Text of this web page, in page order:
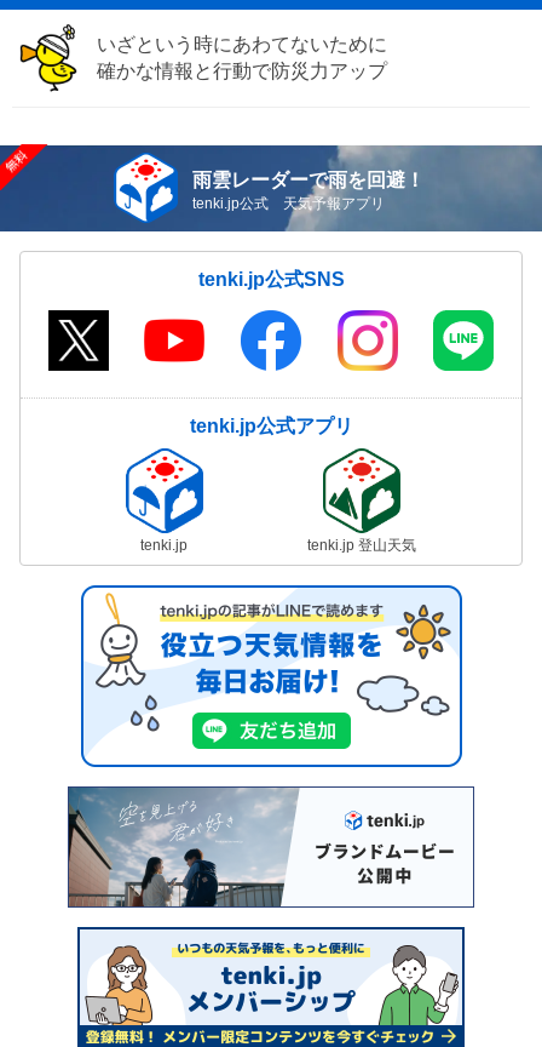
いざという時にあわてないために
確かな情報と行動で防災力アップ
雨雲レーダーで雨を回避！
tenki.jp公式 天気予報アプリ
tenki.jp公式SNS
tenki.jp公式アプリ
tenki.jp tenki.jp 登山天気